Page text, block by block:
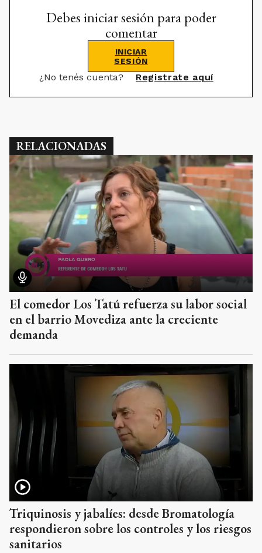
Debes iniciar sesión para poder
comentar
INICIAR
SESIÓN
¿No tenés cuenta? Registrate aquí
RELACIONADAS
El comedor Los Tatú refuerza su labor social
en el barrio Movediza ante la creciente
demanda
Triquinosis y jabalíes: desde Bromatología
respondieron sobre los controles y los riesgos
sanitarios